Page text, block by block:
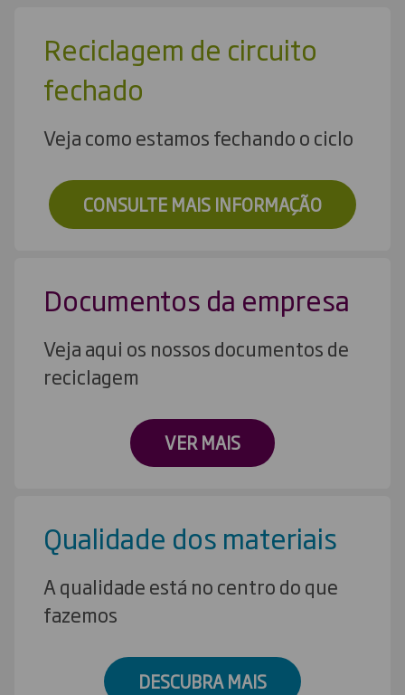
Reciclagem de circuito
fechado
Veja como estamos fechando o ciclo
CONSULTE MAIS INFORMAÇÃO
Documentos da empresa
Veja aqui os nossos documentos de
reciclagem
VER MAIS
Qualidade dos materiais
A qualidade está no centro do que
fazemos
DESCUBRA MAIS